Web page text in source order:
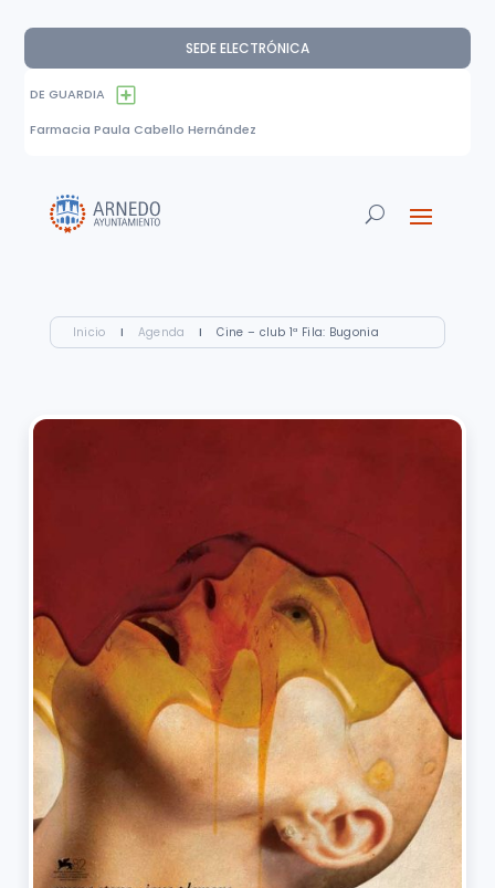
SEDE ELECTRÓNICA
DE GUARDIA
Farmacia Paula Cabello Hernández
Inicio I Agenda I Cine – club 1ª Fila: Bugonia